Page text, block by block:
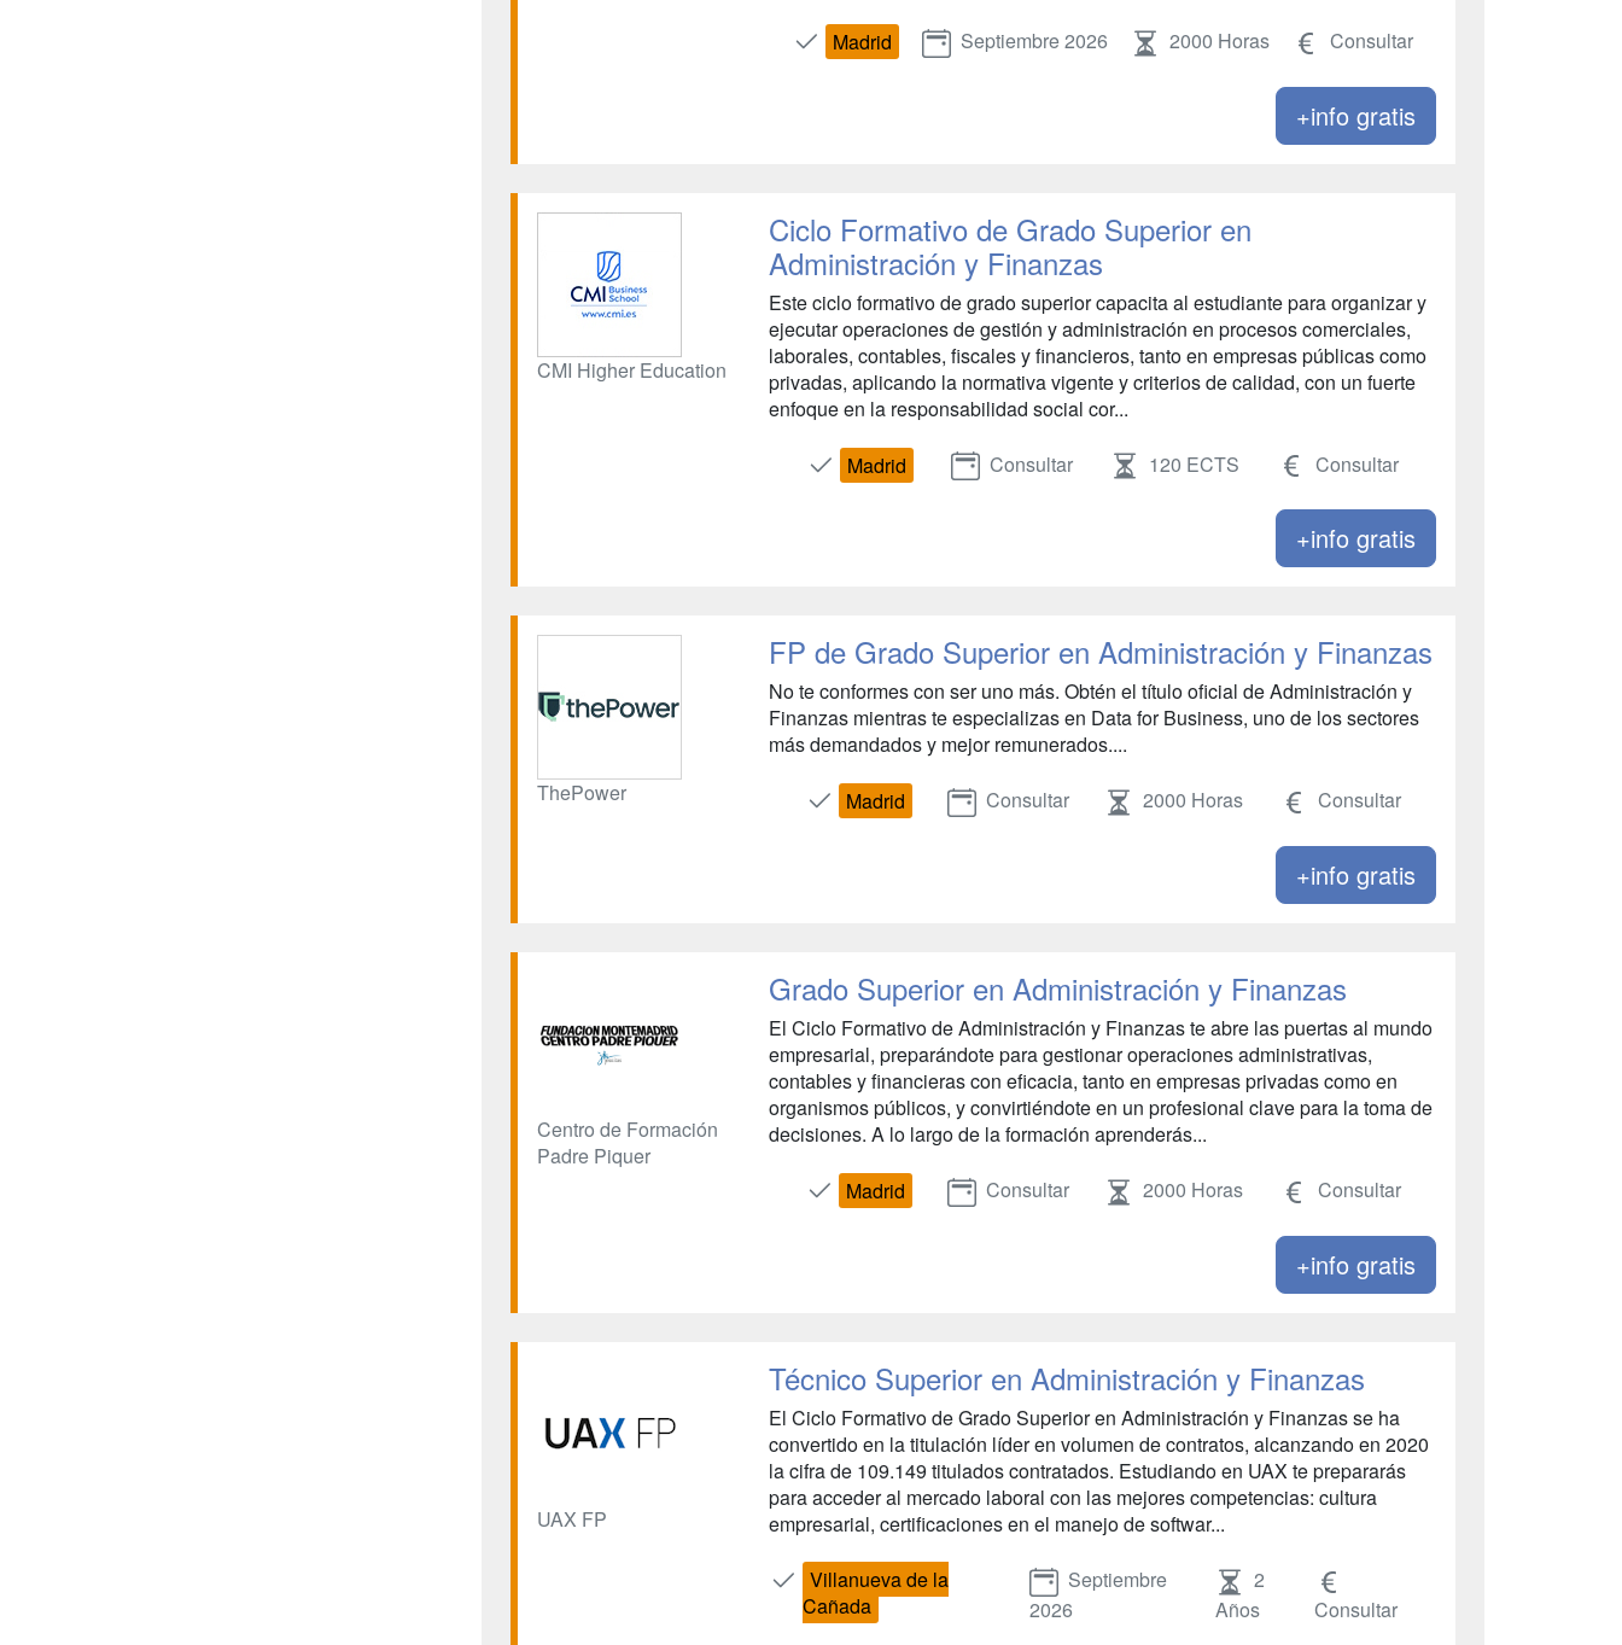
Madrid Septiembre 2026 2000 Horas Consultar
+info gratis
CMI Higher Education
Ciclo Formativo de Grado Superior en
Administración y Finanzas
Este ciclo formativo de grado superior capacita al estudiante para organizar y
ejecutar operaciones de gestión y administración en procesos comerciales,
laborales, contables, fiscales y financieros, tanto en empresas públicas como
privadas, aplicando la normativa vigente y criterios de calidad, con un fuerte
enfoque en la responsabilidad social cor...
Madrid Consultar 120 ECTS Consultar
+info gratis
ThePower
FP de Grado Superior en Administración y Finanzas
No te conformes con ser uno más. Obtén el título oficial de Administración y
Finanzas mientras te especializas en Data for Business, uno de los sectores
más demandados y mejor remunerados....
Madrid Consultar 2000 Horas Consultar
+info gratis
Centro de Formación
Padre Piquer
Grado Superior en Administración y Finanzas
El Ciclo Formativo de Administración y Finanzas te abre las puertas al mundo
empresarial, preparándote para gestionar operaciones administrativas,
contables y financieras con eficacia, tanto en empresas privadas como en
organismos públicos, y convirtiéndote en un profesional clave para la toma de
decisiones. A lo largo de la formación aprenderás...
Madrid Consultar 2000 Horas Consultar
+info gratis
UAX FP
Técnico Superior en Administración y Finanzas
El Ciclo Formativo de Grado Superior en Administración y Finanzas se ha
convertido en la titulación líder en volumen de contratos, alcanzando en 2020
la cifra de 109.149 titulados contratados. Estudiando en UAX te prepararás
para acceder al mercado laboral con las mejores competencias: cultura
empresarial, certificaciones en el manejo de softwar...
Villanueva de la
Cañada
Septiembre
2026
2
Años
Consultar